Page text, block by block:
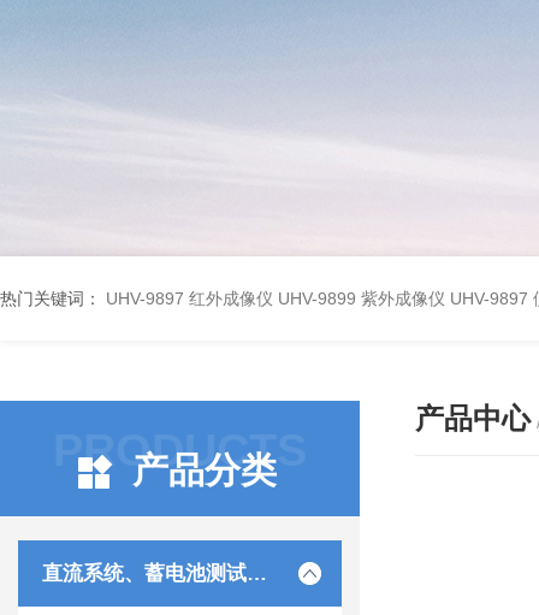
热门关键词： UHV-9897 红外成像仪 UHV-9899 紫外成像仪 UHV-9897
PRODUCTS
产品分类
直流系统、蓄电池测试仪器
产品中心